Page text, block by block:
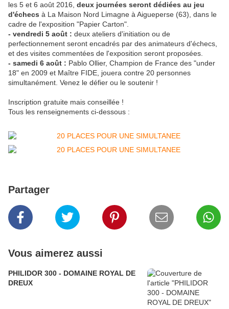
les 5 et 6 août 2016, deux journées seront dédiées au jeu
d'échecs à La Maison Nord Limagne à Aigueperse (63), dans le
cadre de l'exposition "Papier Carton".
- vendredi 5 août : deux ateliers d'initiation ou de
perfectionnement seront encadrés par des animateurs d'échecs,
et des visites commentées de l'exposition seront proposées.
- samedi 6 août : Pablo Ollier, Champion de France des "under
18" en 2009 et Maître FIDE, jouera contre 20 personnes
simultanément. Venez le défier ou le soutenir !
Inscription gratuite mais conseillée !
Tous les renseignements ci-dessous :
Partager
Vous aimerez aussi
PHILIDOR 300 - DOMAINE ROYAL DE
DREUX